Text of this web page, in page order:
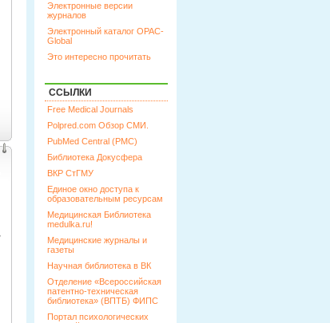
Электронные версии
журналов
Электронный каталог OPAC-
Global
Это интересно прочитать
ССЫЛКИ
Free Medical Journals
Polpred.com Обзор СМИ.
PubMed Central (PMC)
Библиотека Докусфера
ВКР СтГМУ
Единое окно доступа к
образовательным ресурсам
Медицинская Библиотека
medulka.ru!
Медицинские журналы и
газеты
Научная библиотека в ВК
Отделение «Всероссийская
патентно-техническая
библиотека» (ВПТБ) ФИПС
Портал психологических